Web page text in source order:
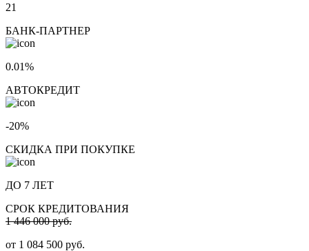
21
БАНК-ПАРТНЕР
0.01%
АВТОКРЕДИТ
-20%
СКИДКА ПРИ ПОКУПКЕ
ДО 7 ЛЕТ
СРОК КРЕДИТОВАНИЯ
1 446 000 руб.
от 1 084 500 руб.